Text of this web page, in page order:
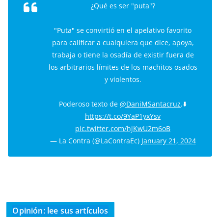
¿Qué es ser "puta"?
"Puta" se convirtió en el apelativo favorito
para calificar a cualquiera que dice, apoya,
trabaja o tiene la osadía de existir fuera de
los arbitrarios límites de los machitos osados
y violentos.
Poderoso texto de @DaniMSantacruz.⬇️
https://t.co/9YaP1yxYsv
pic.twitter.com/hjKwU2m6oB
— La Contra (@LaContraEc) January 21, 2024
Opinión: lee sus artículos